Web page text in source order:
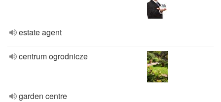
estate agent
centrum ogrodnicze
garden centre